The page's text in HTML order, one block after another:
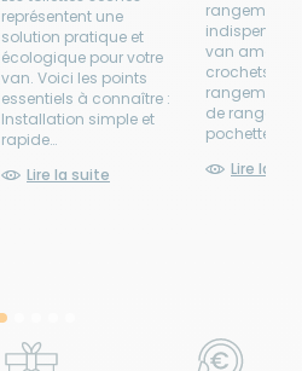
représentent une
solution pratique et
écologique pour votre
van. Voici les points
essentiels à connaître :
Installation simple et
rapide…
Lire la suite
rangement
van
crochets
rangement
de
pochettes…
Lire la